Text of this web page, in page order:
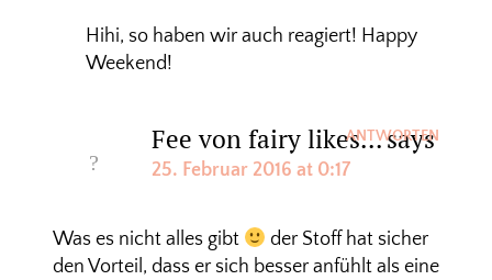
Hihi, so haben wir auch reagiert! Happy
Weekend!
Fee von fairy likes...says
25. Februar 2016 at 0:17
Was es nicht alles gibt
der Stoff hat sicher
den Vorteil, dass er sich besser anfühlt als eine
ANTWORTEN